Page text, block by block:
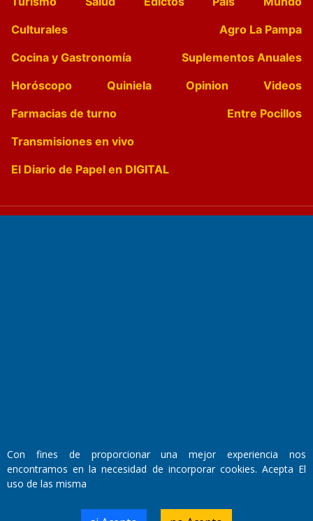
Culturales
Agro La Pampa
Cocina y Gastronomía
Suplementos Anuales
Horóscopo
Quiniela Opinion
Videos
Farmacias de turno
Entre Pocillos
Transmisiones en vivo
El Diario de Papel en DIGITAL
Santa Rosa, La Pampa.
Con fines de proporcionar una mejor experiencia nos
encontramos en la necesidad de incorporar cookies. Acepta El
uso de las misma